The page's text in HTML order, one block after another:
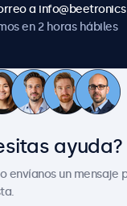
a
en 2 horas hábiles
Sobre
Noticias
ayuda?
envíanos un